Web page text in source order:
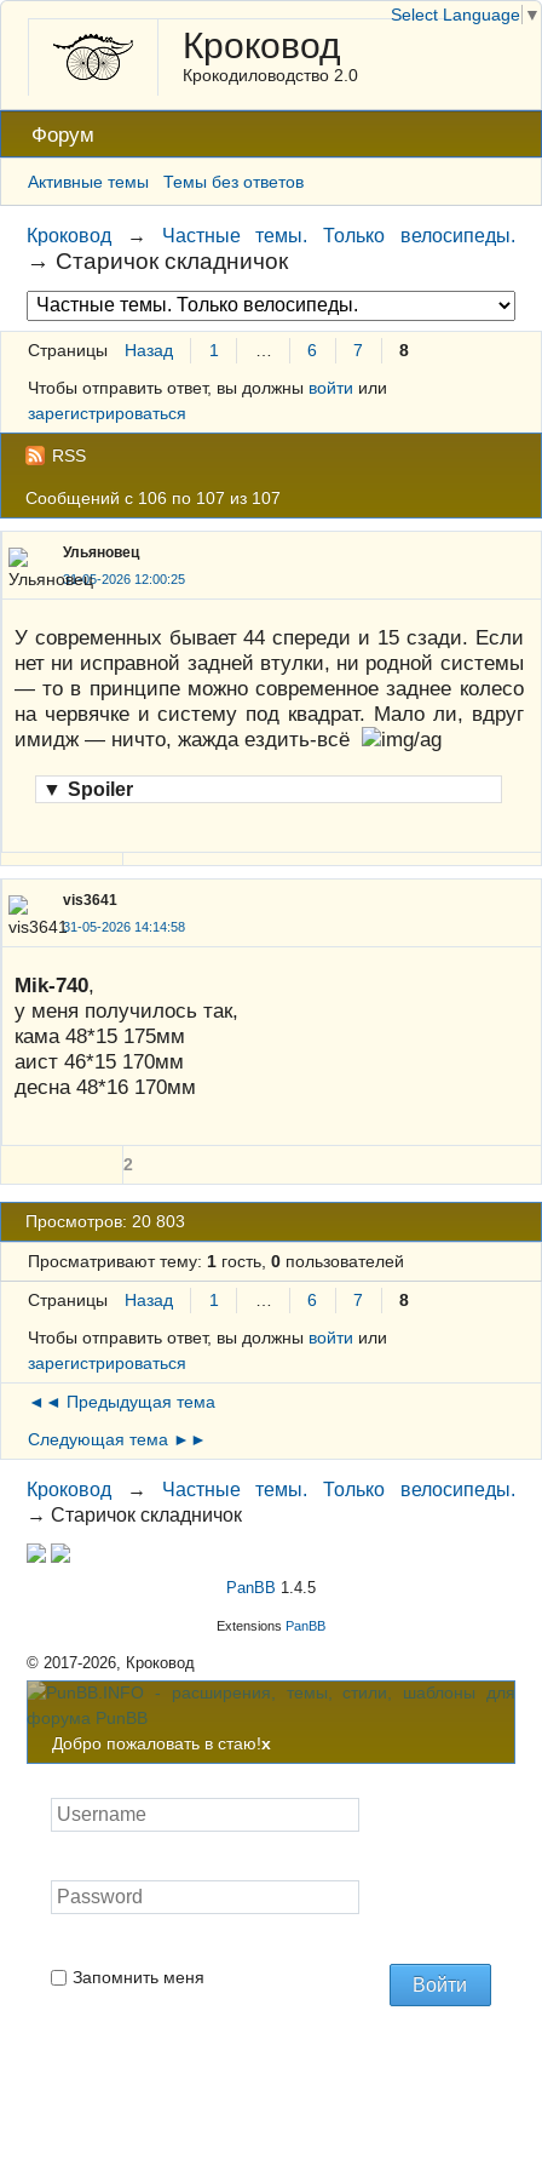
Кроковод
Крокодиловодство 2.0
Форум
Активные темы Темы без ответов
Кроковод → Частные темы. Только велосипеды.
→ Старичок складничок
Страницы Назад 1 6 7
8
Чтобы отправить ответ, вы должны войти или
зарегистрироваться
RSS
Сообщений с 106 по 107 из 107
Ульяновец
31-05-2026 12:00:25
У современных бывает 44 спереди и 15 сзади. Если
нет ни исправной задней втулки, ни родной системы
— то в принципе можно современное заднее колесо
на червячке и систему под квадрат. Мало ли, вдруг
имидж — ничто, жажда ездить-всё
▼ Spoiler
vis3641
31-05-2026 14:14:58
Mik-740,
у меня получилось так,
кама 48*15 175мм
аист 46*15 170мм
десна 48*16 170мм
2
Просмотров: 20 803
Просматривают тему: 1гость, 0пользователей
Страницы Назад 1 … 6 7
8
Чтобы отправить ответ, вы должны войти или
зарегистрироваться
◄◄ Предыдущая тема
Следующая тема ►►
Кроковод → Частные темы. Только велосипеды.
→Старичок складничок
PanBB 1.4.5
Extensions PanBB
© 2017-2026, Кроковод
Select Language ▼
Добро пожаловать в стаю!x
Запомнить меня